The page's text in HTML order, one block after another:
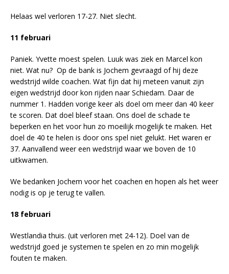
Helaas wel verloren 17-27. Niet slecht.
11 februari
Paniek. Yvette moest spelen. Luuk was ziek en Marcel kon
niet. Wat nu? Op de bank is Jochem gevraagd of hij deze
wedstrijd wilde coachen. Wat fijn dat hij meteen vanuit zijn
eigen wedstrijd door kon rijden naar Schiedam. Daar de
nummer 1. Hadden vorige keer als doel om meer dan 40 keer
te scoren. Dat doel bleef staan. Ons doel de schade te
beperken en het voor hun zo moeilijk mogelijk te maken. Het
doel de 40 te helen is door ons spel niet gelukt. Het waren er
37. Aanvallend weer een wedstrijd waar we boven de 10
uitkwamen.
We bedanken Jochem voor het coachen en hopen als het weer
nodig is op je terug te vallen.
18 februari
Westlandia thuis. (uit verloren met 24-12). Doel van de
wedstrijd goed je systemen te spelen en zo min mogelijk
fouten te maken.